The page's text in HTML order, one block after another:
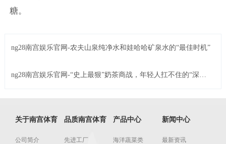
糖。
ng28南宫娱乐官网-农夫山泉纯净水和娃哈哈矿泉水的“最佳时机”
ng28南宫娱乐官网-“史上最狠”奶茶商战，年轻人扛不住的“深夜
关于南宫体育
公司简介
品质南宫体育
先进工厂
产品中心
海洋蔬菜类
新闻中心
最新资讯